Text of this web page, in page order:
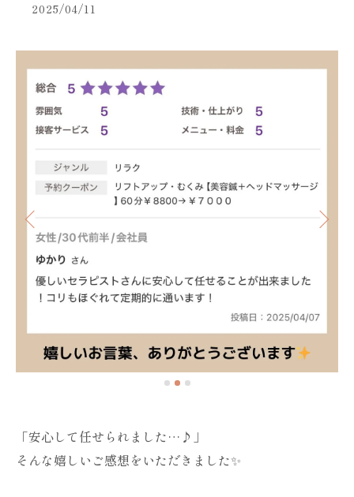
2025/04/11
「安心して任せられました…♪」
そんな嬉しいご感想をいただきました✨